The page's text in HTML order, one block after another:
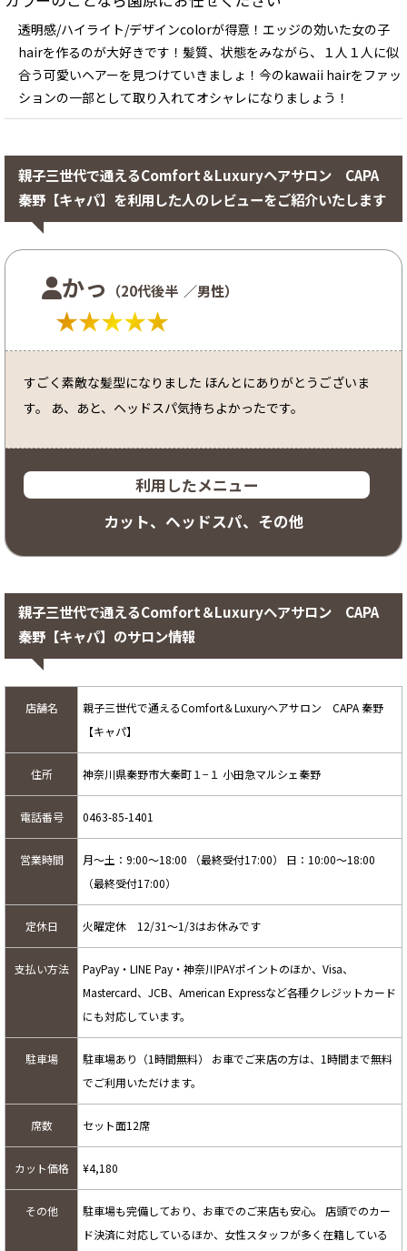
透明感/ハイライト/デザインcolorが得意！エッジの効いた女の子
hairを作るのが大好きです！髪質、状態をみながら、１人１人に似
合う可愛いヘアーを見つけていきましょ！今のkawaii hairをファッ
ションの一部として取り入れてオシャレになりましょう！
親子三世代で通えるComfort＆Luxuryヘアサロン CAPA
秦野【キャパ】を利用した人のレビューをご紹介いたします
かっ （20代後半 ／男性）
★★★★★
すごく素敵な髪型になりました ほんとにありがとうございま
す。 あ、あと、ヘッドスパ気持ちよかったです。
利用したメニュー
カット、ヘッドスパ、その他
親子三世代で通えるComfort＆Luxuryヘアサロン CAPA
秦野【キャパ】のサロン情報
店舗名
親子三世代で通えるComfort＆Luxuryヘアサロン CAPA 秦野
【キャパ】
住所 神奈川県秦野市大秦町１−１ 小田急マルシェ秦野
電話番号 0463-85-1401
営業時間
月～土：9:00～18:00 （最終受付17:00） 日：10:00～18:00
（最終受付17:00）
定休日 火曜定休 12/31～1/3はお休みです
支払い方法
PayPay・LINE Pay・神奈川PAYポイントのほか、Visa、
Mastercard、JCB、American Expressなど各種クレジットカード
にも対応しています。
駐車場
駐車場あり（1時間無料） お車でご来店の方は、1時間まで無料
でご利用いただけます。
席数 セット面12席
カット価格 ¥4,180
その他
駐車場も完備しており、お車でのご来店も安心。 店頭でのカー
ド決済に対応しているほか、女性スタッフが多く在籍している